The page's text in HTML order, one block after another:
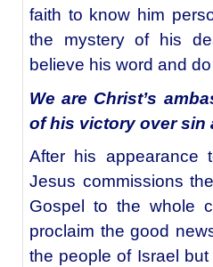
faith to know him
the mystery of his
believe his word and
We are Christ’s
of his victory over sin
After his appearance
Jesus commissions
Gospel to the whole
proclaim the good
the people of Israel